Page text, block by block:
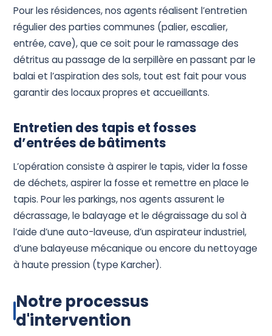
Pour les résidences, nos agents réalisent l’entretien
régulier des parties communes (palier, escalier,
entrée, cave), que ce soit pour le ramassage des
détritus au passage de la serpillère en passant par le
balai et l’aspiration des sols, tout est fait pour vous
garantir des locaux propres et accueillants.
Entretien des tapis et fosses
d’entrées de bâtiments
L’opération consiste à aspirer le tapis, vider la fosse
de déchets, aspirer la fosse et remettre en place le
tapis. Pour les parkings, nos agents assurent le
décrassage, le balayage et le dégraissage du sol à
l’aide d’une auto-laveuse, d’un aspirateur industriel,
d’une balayeuse mécanique ou encore du nettoyage
à haute pression (type Karcher).
Notre processus
d'intervention